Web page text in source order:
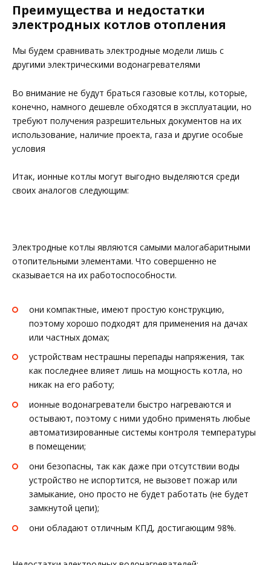
Преимущества и недостатки
электродных котлов отопления
Мы будем сравнивать электродные модели лишь с
другими электрическими водонагревателями
Во внимание не будут браться газовые котлы, которые,
конечно, намного дешевле обходятся в эксплуатации, но
требуют получения разрешительных документов на их
использование, наличие проекта, газа и другие особые
условия
Итак, ионные котлы могут выгодно выделяются среди
своих аналогов следующим:
Электродные котлы являются самыми малогабаритными
отопительными элементами. Что совершенно не
сказывается на их работоспособности.
они компактные, имеют простую конструкцию,
поэтому хорошо подходят для применения на дачах
или частных домах;
устройствам нестрашны перепады напряжения, так
как последнее влияет лишь на мощность котла, но
никак на его работу;
ионные водонагреватели быстро нагреваются и
остывают, поэтому с ними удобно применять любые
автоматизированные системы контроля температуры
в помещении;
они безопасны, так как даже при отсутствии воды
устройство не испортится, не вызовет пожар или
замыкание, оно просто не будет работать (не будет
замкнутой цепи);
они обладают отличным КПД, достигающим 98%.